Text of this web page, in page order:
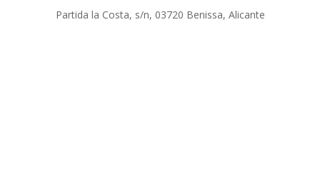
Partida la Costa, s/n, 03720 Benissa, Alicante